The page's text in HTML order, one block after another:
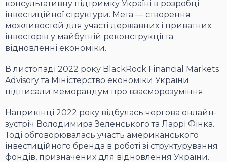
консультативну підтримку Україні в розробці
інвестиційної структури. Мета — створення
можливостей для участі державних і приватних
інвесторів у майбутній реконструкції та
відновленні економіки.
В листопаді 2022 року BlackRock Financial Markets
Advisory та Міністерство економіки України
підписали меморандум про взаєморозуміння.
Наприкінці 2022 року відбулась чергова онлайн-
зустріч Володимира Зеленського та Ларрі Фінка.
Тоді обговорювалась участь американського
інвестиційного бренда в роботі зі структурування
фондів, призначених для відновлення України.